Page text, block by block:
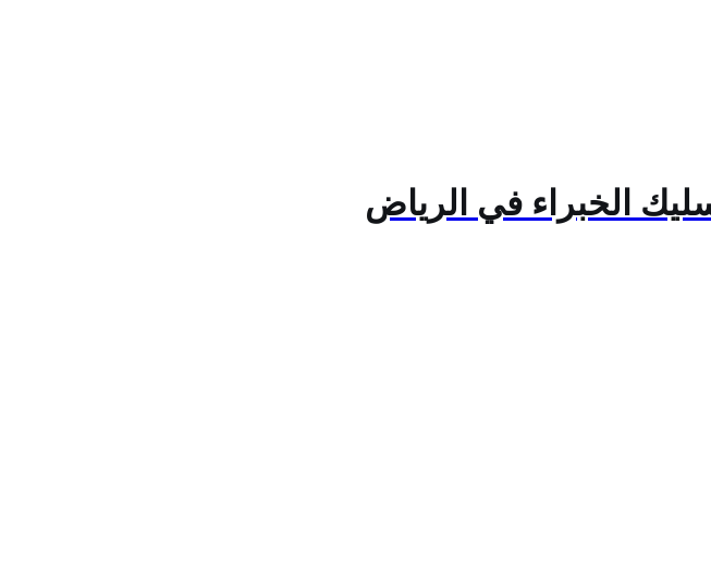
الخبراء في الرياض